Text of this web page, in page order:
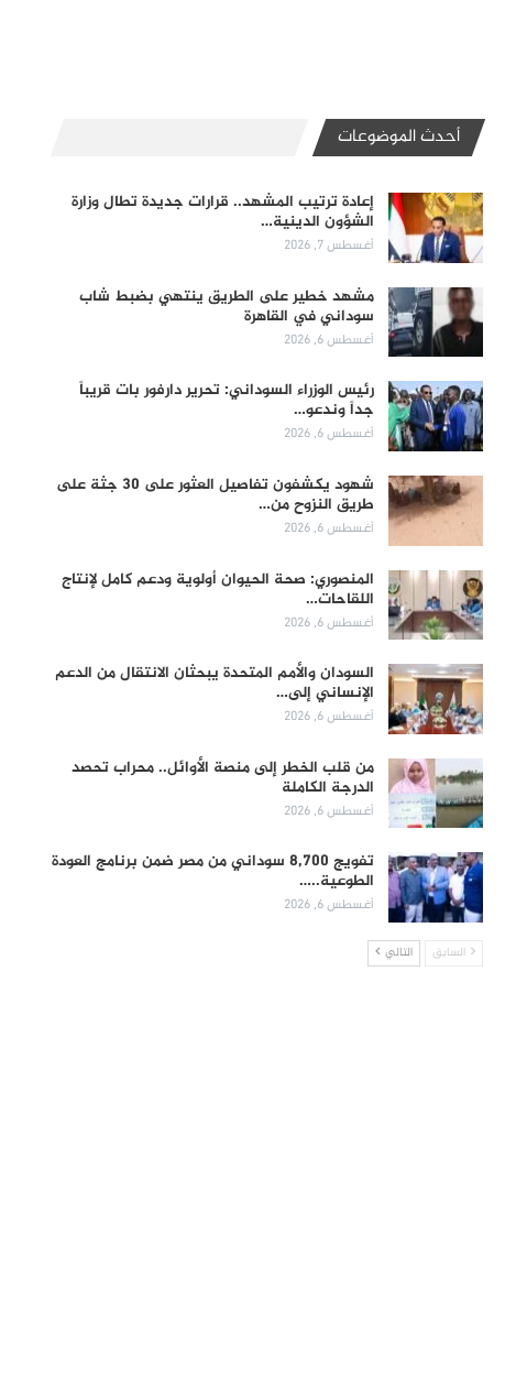
أحدث الموضوعات
إعادة ترتيب المشهد.. قرارات جديدة تطال وزارة
الشؤون الدينية…
أغسطس 7, 2026
مشهد خطير على الطريق ينتهي بضبط شاب
سوداني في القاهرة
أغسطس 6, 2026
رئيس الوزراء السوداني: تحرير دارفور بات قريباً
جداً وندعو…
أغسطس 6, 2026
شهود يكشفون تفاصيل العثور على 30 جثة على
طريق النزوح من…
أغسطس 6, 2026
المنصوري: صحة الحيوان أولوية ودعم كامل لإنتاج
اللقاحات…
أغسطس 6, 2026
السودان والأمم المتحدة يبحثان الانتقال من الدعم
الإنساني إلى…
أغسطس 6, 2026
من قلب الخطر إلى منصة الأوائل.. محراب تحصد
الدرجة الكاملة
أغسطس 6, 2026
تفويج 8,700 سوداني من مصر ضمن برنامج العودة
الطوعية..…
أغسطس 6, 2026
السابق التالي